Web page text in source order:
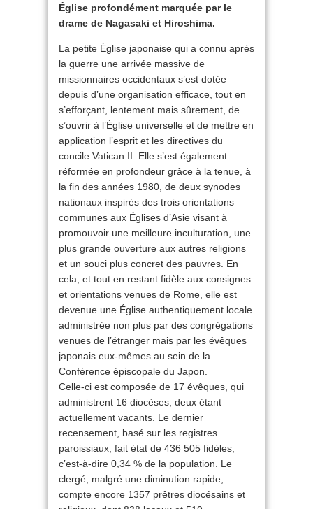
Église profondément marquée par le
drame de Nagasaki et Hiroshima.
La petite Église japonaise qui a connu après
la guerre une arrivée massive de
missionnaires occidentaux s’est dotée
depuis d’une organisation efficace, tout en
s’efforçant, lentement mais sûrement, de
s’ouvrir à l’Église universelle et de mettre en
application l’esprit et les directives du
concile Vatican II. Elle s’est également
réformée en profondeur grâce à la tenue, à
la fin des années 1980, de deux synodes
nationaux inspirés des trois orientations
communes aux Églises d’Asie visant à
promouvoir une meilleure inculturation, une
plus grande ouverture aux autres religions
et un souci plus concret des pauvres. En
cela, et tout en restant fidèle aux consignes
et orientations venues de Rome, elle est
devenue une Église authentiquement locale
administrée non plus par des congrégations
venues de l’étranger mais par les évêques
japonais eux-mêmes au sein de la
Conférence épiscopale du Japon.
Celle-ci est composée de 17 évêques, qui
administrent 16 diocèses, deux étant
actuellement vacants. Le dernier
recensement, basé sur les registres
paroissiaux, fait état de 436 505 fidèles,
c’est-à-dire 0,34 % de la population. Le
clergé, malgré une diminution rapide,
compte encore 1357 prêtres diocésains et